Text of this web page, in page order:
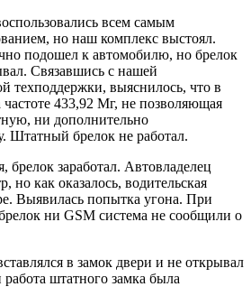
всем самым
но наш комплекс выстоял.
подошел к автомобилю, но брелок
Связавшись с нашей
техподдержки, выяснилось, что в
частоте 433,92 Мг, не позволяющая
ни дополнительно
Штатный брелок не работал.
брелок заработал. Автовладелец
но как оказалось, водительская
Выявилась попытка угона. При
ни GSM система не сообщили о
в замок двери и не открывал
штатного замка была